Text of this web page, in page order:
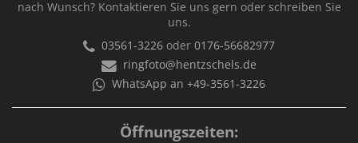
nach Wunsch? Kontaktieren Sie uns gern oder schreiben Sie
uns.
03561-3226 oder 0176-56682977
ringfoto@hentzschels.de
WhatsApp an +49-3561-3226
Öffnungszeiten: